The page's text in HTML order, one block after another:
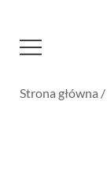
treści
Strona główna /